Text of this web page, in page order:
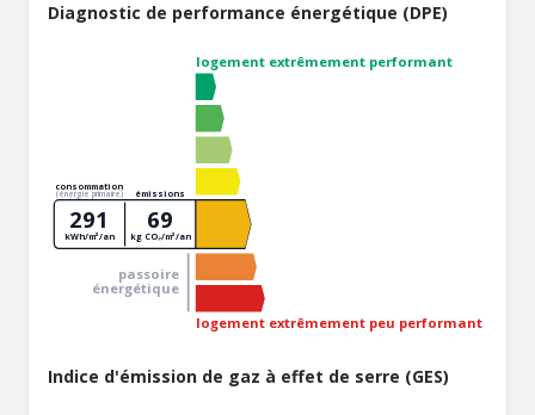
Diagnostic de performance énergétique (DPE)
logement extrêmement performant
logement extrêmement peu performant
passoire
énergétique
consommation
(énergie primaire) émissions
291
kWh/m²/an
69
kg CO₂/m²/an
Indice d'émission de gaz à effet de serre (GES)